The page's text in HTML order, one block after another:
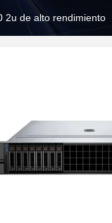
2u de alto rendimiento